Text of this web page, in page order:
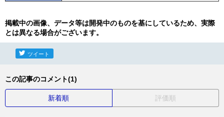
掲載中の画像、データ等は開発中のものを基にしているため、実際
とは異なる場合がございます。
ツイート
この記事のコメント(1)
新着順 評価順